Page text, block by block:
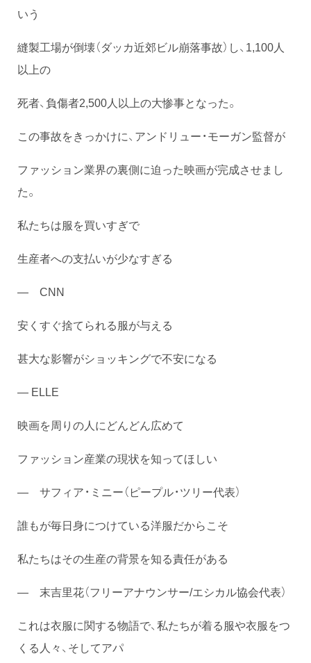
いう
縫製工場が倒壊（ダッカ近郊ビル崩落事故）し、1,100人
以上の
死者、負傷者2,500人以上の大惨事となった。
この事故をきっかけに、アンドリュー・モーガン監督が
ファッション業界の裏側に迫った映画が完成させまし
た。
私たちは服を買いすぎで
生産者への支払いが少なすぎる
― CNN
安くすぐ捨てられる服が与える
甚大な影響がショッキングで不安になる
― ELLE
映画を周りの人にどんどん広めて
ファッション産業の現状を知ってほしい
― サフィア・ミニー（ピープル・ツリー代表）
誰もが毎日身につけている洋服だからこそ
私たちはその生産の背景を知る責任がある
― 末吉里花（フリーアナウンサー/エシカル協会代表）
これは衣服に関する物語で、私たちが着る服や衣服をつ
くる人々、そしてアパ